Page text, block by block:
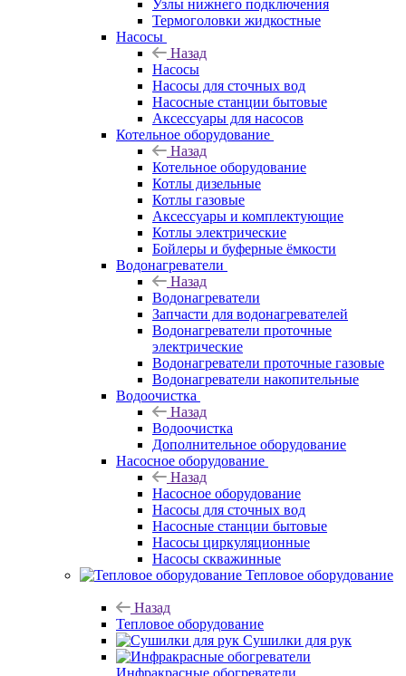
Узлы нижнего подключения
Термоголовки жидкостные
Насосы
Назад
Насосы
Насосы для сточных вод
Насосные станции бытовые
Аксессуары для насосов
Котельное оборудование
Назад
Котельное оборудование
Котлы дизельные
Котлы газовые
Аксессуары и комплектующие
Котлы электрические
Бойлеры и буферные ёмкости
Водонагреватели
Назад
Водонагреватели
Запчасти для водонагревателей
Водонагреватели проточные
электрические
Водонагреватели проточные газовые
Водонагреватели накопительные
Водоочистка
Назад
Водоочистка
Дополнительное оборудование
Насосное оборудование
Назад
Насосное оборудование
Насосы для сточных вод
Насосные станции бытовые
Насосы циркуляционные
Насосы скважинные
Тепловое оборудование
Назад
Тепловое оборудование
Сушилки для рук
Инфракрасные обогреватели